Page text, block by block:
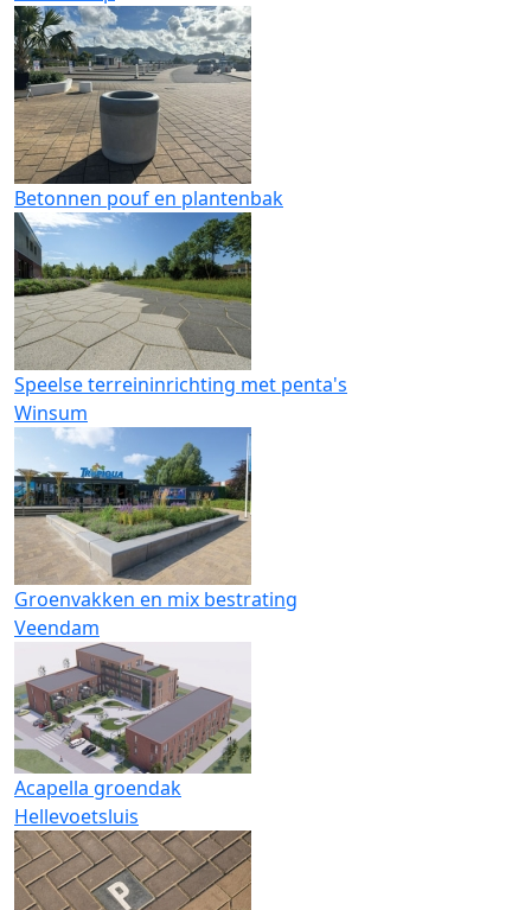
Betonnen pouf en plantenbak
Speelse terreininrichting met penta's
Winsum
Groenvakken en mix bestrating
Veendam
Acapella groendak
Hellevoetsluis